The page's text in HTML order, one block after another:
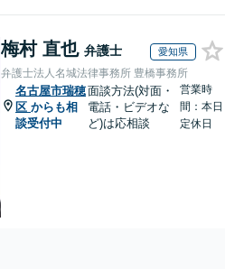
梅村 直也 弁護士 愛知県
弁護士法人名城法律事務所 豊橋事務所
名古屋市瑞穂
区 からも相
談受付中
面談方法(対面・
電話・ビデオな
ど)は応相談
営業時
間：本日
定休日